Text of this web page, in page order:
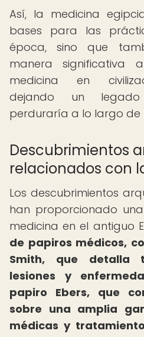
Así, la medicina
bases para las
época, sino que
manera significativa
medicina en
dejando un
perduraría a lo largo de
Descubrimientos
relacionados con
Los descubrimientos
han proporcionado
medicina en el antiguo
de papiros médicos,
Smith, que detalla
lesiones y
papiro Ebers, que
sobre una amplia
médicas y